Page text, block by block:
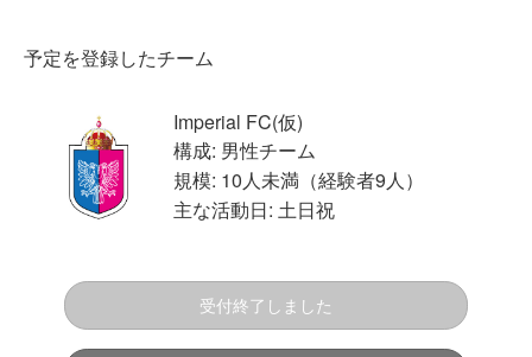
予定を登録したチーム
Imperial FC(仮)
構成: 男性チーム
規模: 10人未満（経験者9人）
主な活動日: 土日祝
受付終了しました